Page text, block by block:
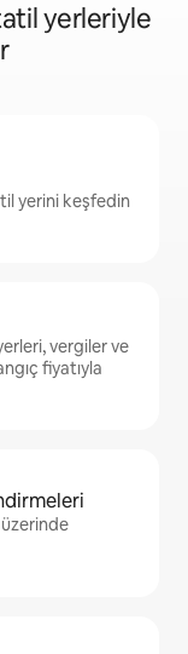
yerleriyle
yerini keşfedin
vergiler ve
fiyatıyla
üzerinde